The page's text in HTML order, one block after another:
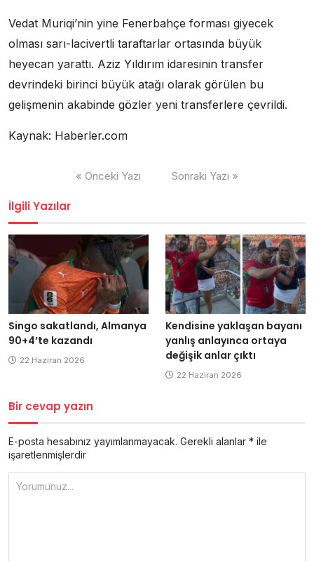
Vedat Muriqi’nin yine Fenerbahçe forması giyecek
olması sarı-lacivertli taraftarlar ortasında büyük
heyecan yarattı. Aziz Yıldırım idaresinin transfer
devrindeki birinci büyük atağı olarak görülen bu
gelişmenin akabinde gözler yeni transferlere çevrildi.
Kaynak: Haberler.com
« Önceki Yazı Sonraki Yazı »
İlgili Yazılar
Singo sakatlandı, Almanya
90+4’te kazandı
22 Haziran 2026
Kendisine yaklaşan bayanı
yanlış anlayınca ortaya
değişik anlar çıktı
22 Haziran 2026
Bir cevap yazın
E-posta hesabınız yayımlanmayacak. Gerekli alanlar * ile
işaretlenmişlerdir